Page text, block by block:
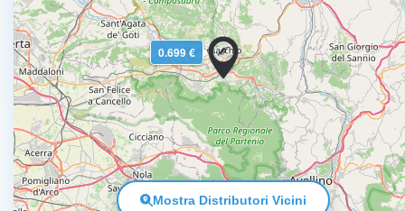
0.699 €
Mostra Distributori Vicini